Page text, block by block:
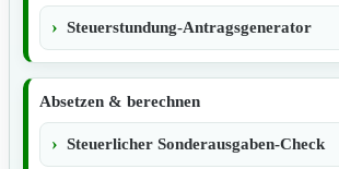
Steuerstundung-Antragsgenerator
Absetzen & berechnen
Steuerlicher Sonderausgaben-Check